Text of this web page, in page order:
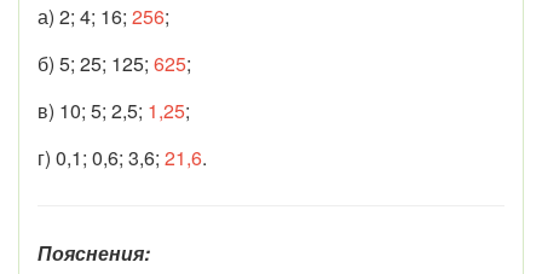
а) 2; 4; 16; 256;
б) 5; 25; 125; 625;
в) 10; 5; 2,5; 1,25;
г) 0,1; 0,6; 3,6; 21,6.
Пояснения: